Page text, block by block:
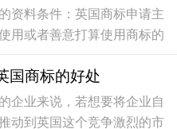
资料条件：英国商标申请主
用或者善意打算使用商标的
况下其他人也可以使用该商
国商标的好处
企业来说，若想要将企业自
动到英国这个竞争激烈的市